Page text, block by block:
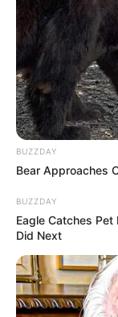
Korábban úgy
közbizalom
milliárd forint
jobb
uniós
teremtenének
BUZZDAY
Bear Approaches
BUZZDAY
Eagle Catches
Did Next